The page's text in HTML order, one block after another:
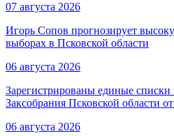
07 августа 2026
Игорь Сопов прогнозирует
выборах в Псковской области
06 августа 2026
Зарегистрированы единые списки
Заксобрания Псковской области
06 августа 2026